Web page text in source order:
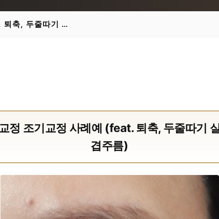
퇴축, 두줄따기 …
정 조기교정 사례예 (feat. 퇴축, 두줄따기
겹주름)